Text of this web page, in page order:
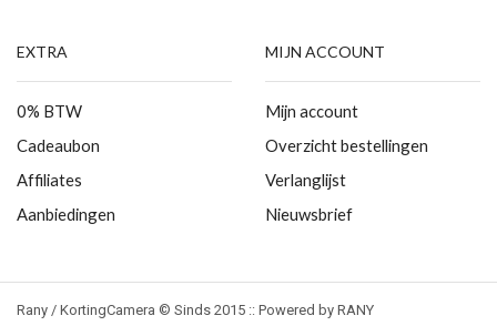
EXTRA
0% BTW
Cadeaubon
Affiliates
Aanbiedingen
MIJN ACCOUNT
Mijn account
Overzicht bestellingen
Verlanglijst
Nieuwsbrief
Rany / KortingCamera © Sinds 2015 :: Powered by RANY